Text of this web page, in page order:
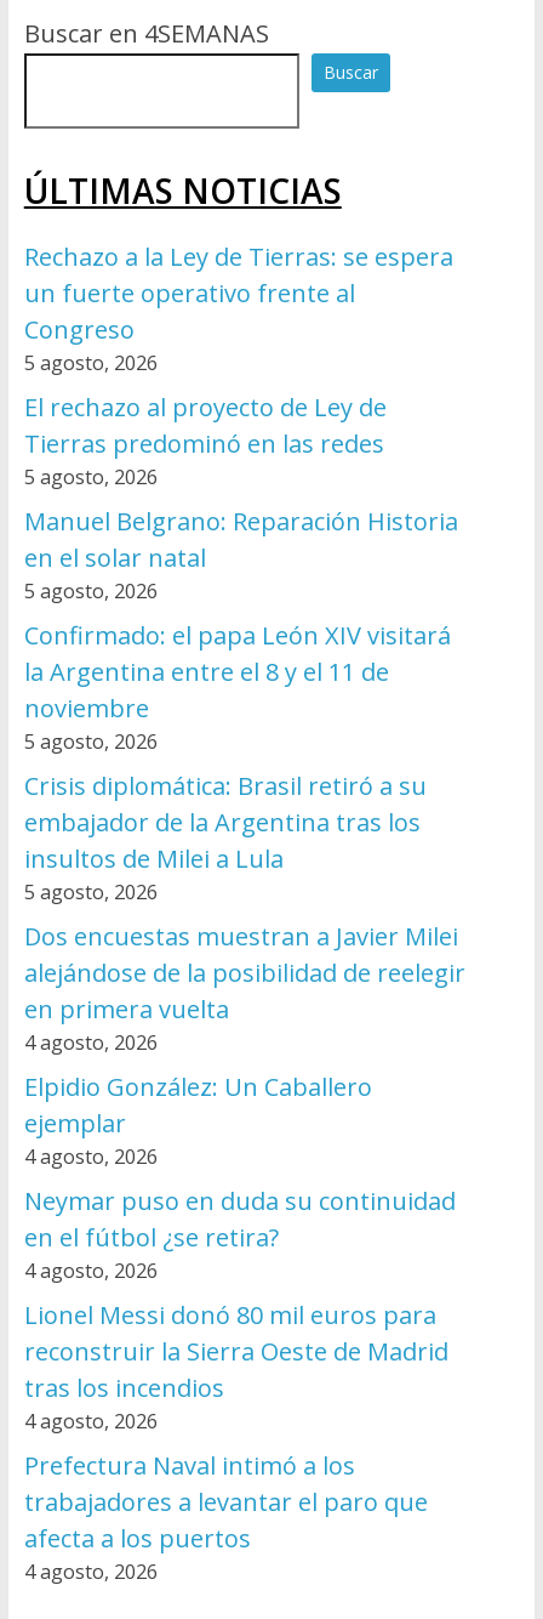
Buscar en 4SEMANAS
Buscar
ÚLTIMAS NOTICIAS
Rechazo a la Ley de Tierras: se espera
un fuerte operativo frente al
Congreso
5 agosto, 2026
El rechazo al proyecto de Ley de
Tierras predominó en las redes
5 agosto, 2026
Manuel Belgrano: Reparación Historia
en el solar natal
5 agosto, 2026
Confirmado: el papa León XIV visitará
la Argentina entre el 8 y el 11 de
noviembre
5 agosto, 2026
Crisis diplomática: Brasil retiró a su
embajador de la Argentina tras los
insultos de Milei a Lula
5 agosto, 2026
Dos encuestas muestran a Javier Milei
alejándose de la posibilidad de reelegir
en primera vuelta
4 agosto, 2026
Elpidio González: Un Caballero
ejemplar
4 agosto, 2026
Neymar puso en duda su continuidad
en el fútbol ¿se retira?
4 agosto, 2026
Lionel Messi donó 80 mil euros para
reconstruir la Sierra Oeste de Madrid
tras los incendios
4 agosto, 2026
Prefectura Naval intimó a los
trabajadores a levantar el paro que
afecta a los puertos
4 agosto, 2026